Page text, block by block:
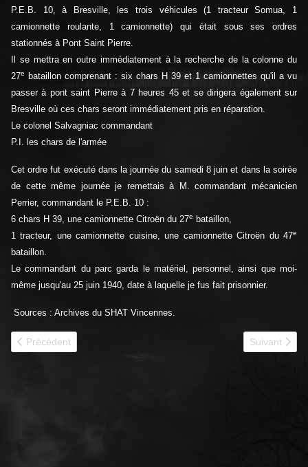
P.E.B. 10, à Bresville, les trois véhicules (1 tracteur Somua, 1
camionnette roulante, 1 camionnette) qui était sous ses ordres
stationnés à Pont Saint Pierre.
Il se mettra en outre immédiatement à la recherche de la colonne du
27e
bataillon comprenant : six chars H 39 et 1 camionnettes qu'il a vu
passer à pont saint Pierre à 7 heures 45 et se dirigera également sur
Bresville où ces chars seront immédiatement pris en réparation.
Le colonel Salvagniac commandant
P.I. les chars de l'armée
Cet ordre fut exécuté dans la journée du samedi 8 juin et dans la soirée
de cette même journée je remettais à M. commandant mécanicien
Perrier, commandant le P.E.B. 10 :
6 chars H 39, une camionnette Citroën du 27e
bataillon,
1 tracteur, une camionnette cuisine, une camionnette Citroën du 47e
bataillon.
Le commandant du parc garda le matériel, personnel, ainsi que moi-
même jusqu'au 25 juin 1940, date à laquelle je fus fait prisonnier.
Sources : Archives du SHAT Vincennes.
Article précédent : 1940 - 352e CACC
Précédent Article
Suivant